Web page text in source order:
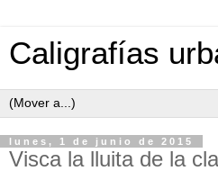
Caligrafías
lunes, 1 de junio de 2015
Visca la lluita de la